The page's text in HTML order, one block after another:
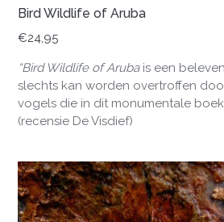
Bird Wildlife of Aruba
€24,95
“Bird Wildlife of Aruba is een
slechts kan worden overtroffen
vogels die in dit monumentale boek
(recensie De Visdief)